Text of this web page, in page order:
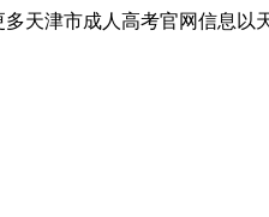
天津市成人高考官网信息以